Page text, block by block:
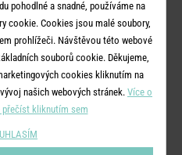
pohodlné a snadné, používáme na
cookie. Cookies jsou malé soubory,
prohlížeči. Návštěvou této webové
souborů cookie. Děkujeme,
cookies kliknutím na
našich webových stránek. Více o
kliknutím sem